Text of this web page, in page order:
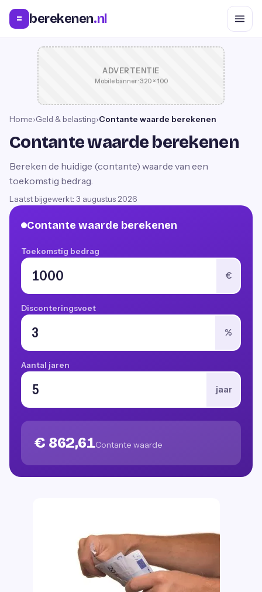
= berekenen.nl
ADVERTENTIE
Mobile banner · 320 × 100
Home›Geld & belasting›Contante waarde berekenen
Contante waarde berekenen
Bereken de huidige (contante) waarde van een
toekomstig bedrag.
Laatst bijgewerkt: 3 augustus 2026
Contante waarde berekenen
Toekomstig bedrag
€
Disconteringsvoet
%
Aantal jaren
jaar
€ 862,61Contante waarde